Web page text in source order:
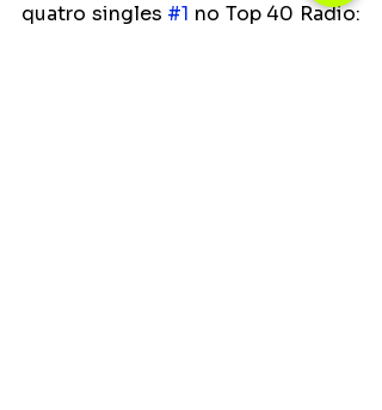
quatro singles #1 no Top 40 Radio: